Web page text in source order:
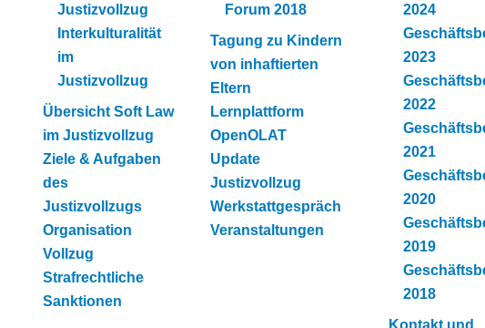
Justizvollzug
Interkulturalität
im
Justizvollzug
Übersicht Soft Law
im Justizvollzug
Ziele & Aufgaben
des
Justizvollzugs
Organisation
Vollzug
Strafrechtliche
Sanktionen
Forum 2018
Tagung zu Kindern
von inhaftierten
Eltern
Lernplattform
OpenOLAT
Update
Justizvollzug
Werkstattgespräch
Veranstaltungen
2024
2023
2022
2021
2020
2019
2018
Kontakt und